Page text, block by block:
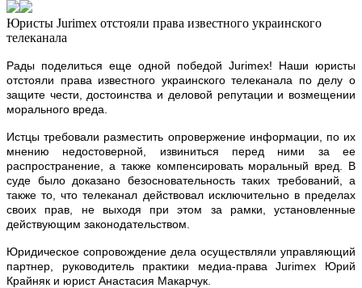
Юристы Jurimex отстояли права известного украинского
телеканала
Рады поделиться еще одной победой Jurimex! Наши юристы
отстояли права известного украинского телеканала по делу о
защите чести, достоинства и деловой репутации и возмещении
морального вреда.
Истцы требовали разместить опровержение информации, по их
мнению недостоверной, извиниться перед ними за ее
распространение, а также компенсировать моральный вред. В
суде было доказано безосновательность таких требований, а
также то, что телеканал действовал исключительно в пределах
своих прав, не выходя при этом за рамки, установленные
действующим законодательством.
Юридическое сопровождение дела осуществляли управляющий
партнер, руководитель практики медиа-права Jurimex Юрий
Крайняк и юрист Анастасия Макарчук.